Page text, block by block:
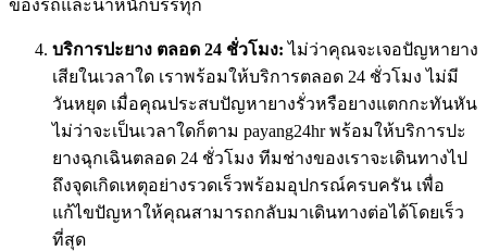
ของรถและน้ำหนักบรรทุก
บริการปะยาง ตลอด 24 ชั่วโมง: ไม่ว่าคุณจะเจอปัญหายาง
เสียในเวลาใด เราพร้อมให้บริการตลอด 24 ชั่วโมง ไม่มี
วันหยุด เมื่อคุณประสบปัญหายางรั่วหรือยางแตกกะทันหัน
ไม่ว่าจะเป็นเวลาใดก็ตาม payang24hr พร้อมให้บริการปะ
ยางฉุกเฉินตลอด 24 ชั่วโมง ทีมช่างของเราจะเดินทางไป
ถึงจุดเกิดเหตุอย่างรวดเร็วพร้อมอุปกรณ์ครบครัน เพื่อ
แก้ไขปัญหาให้คุณสามารถกลับมาเดินทางต่อได้โดยเร็ว
ที่สุด